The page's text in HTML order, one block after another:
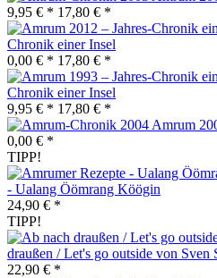
9,95 € * 17,80 € *
Chronik einer Insel
0,00 € * 17,80 € *
Chronik einer Insel
9,95 € * 17,80 € *
Amrum
0,00 € *
TIPP!
- Ualang Öömrang Köögin
24,90 € *
TIPP!
draußen / Let's go outside von Sven
22,90 € *